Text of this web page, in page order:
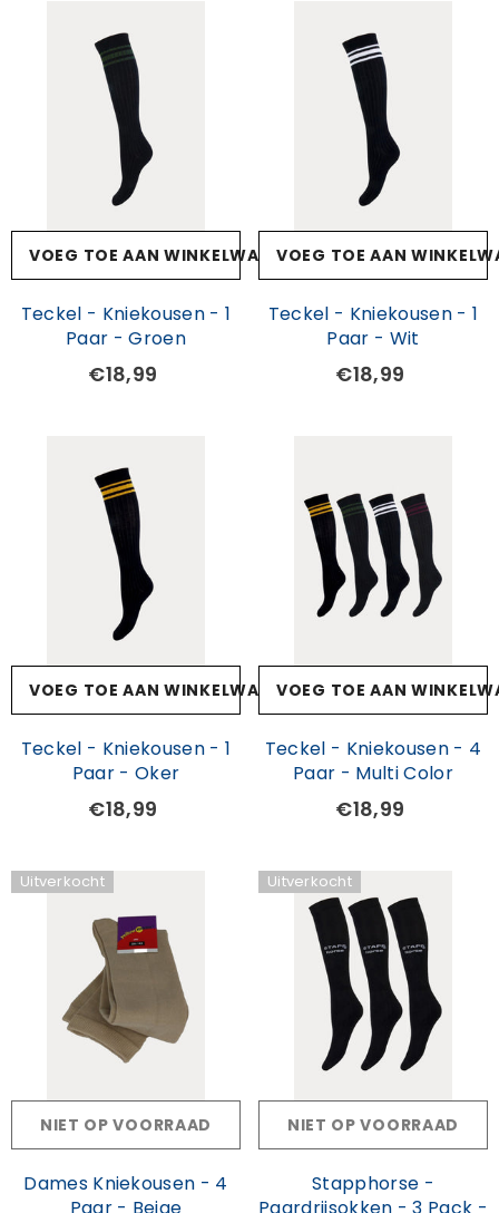
VOEG TOE AAN WINKELWAGEN
Teckel - Kniekousen - 1
Paar - Groen
€18,99
VOEG TOE AAN
Teckel - Kniekousen - 1
Paar - Wit
€18,99
VOEG TOE AAN WINKELWAGEN
Teckel - Kniekousen - 1
Paar - Oker
€18,99
VOEG TOE AAN
Teckel - Kniekousen - 4
Paar - Multi Color
€18,99
Uitverkocht
NIET OP VOORRAAD
Dames Kniekousen - 4
Uitverkocht
NIET OP VOORRAAD
Stapphorse -